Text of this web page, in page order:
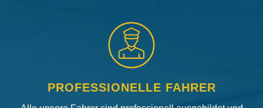
PROFESSIONELLE FAHRER